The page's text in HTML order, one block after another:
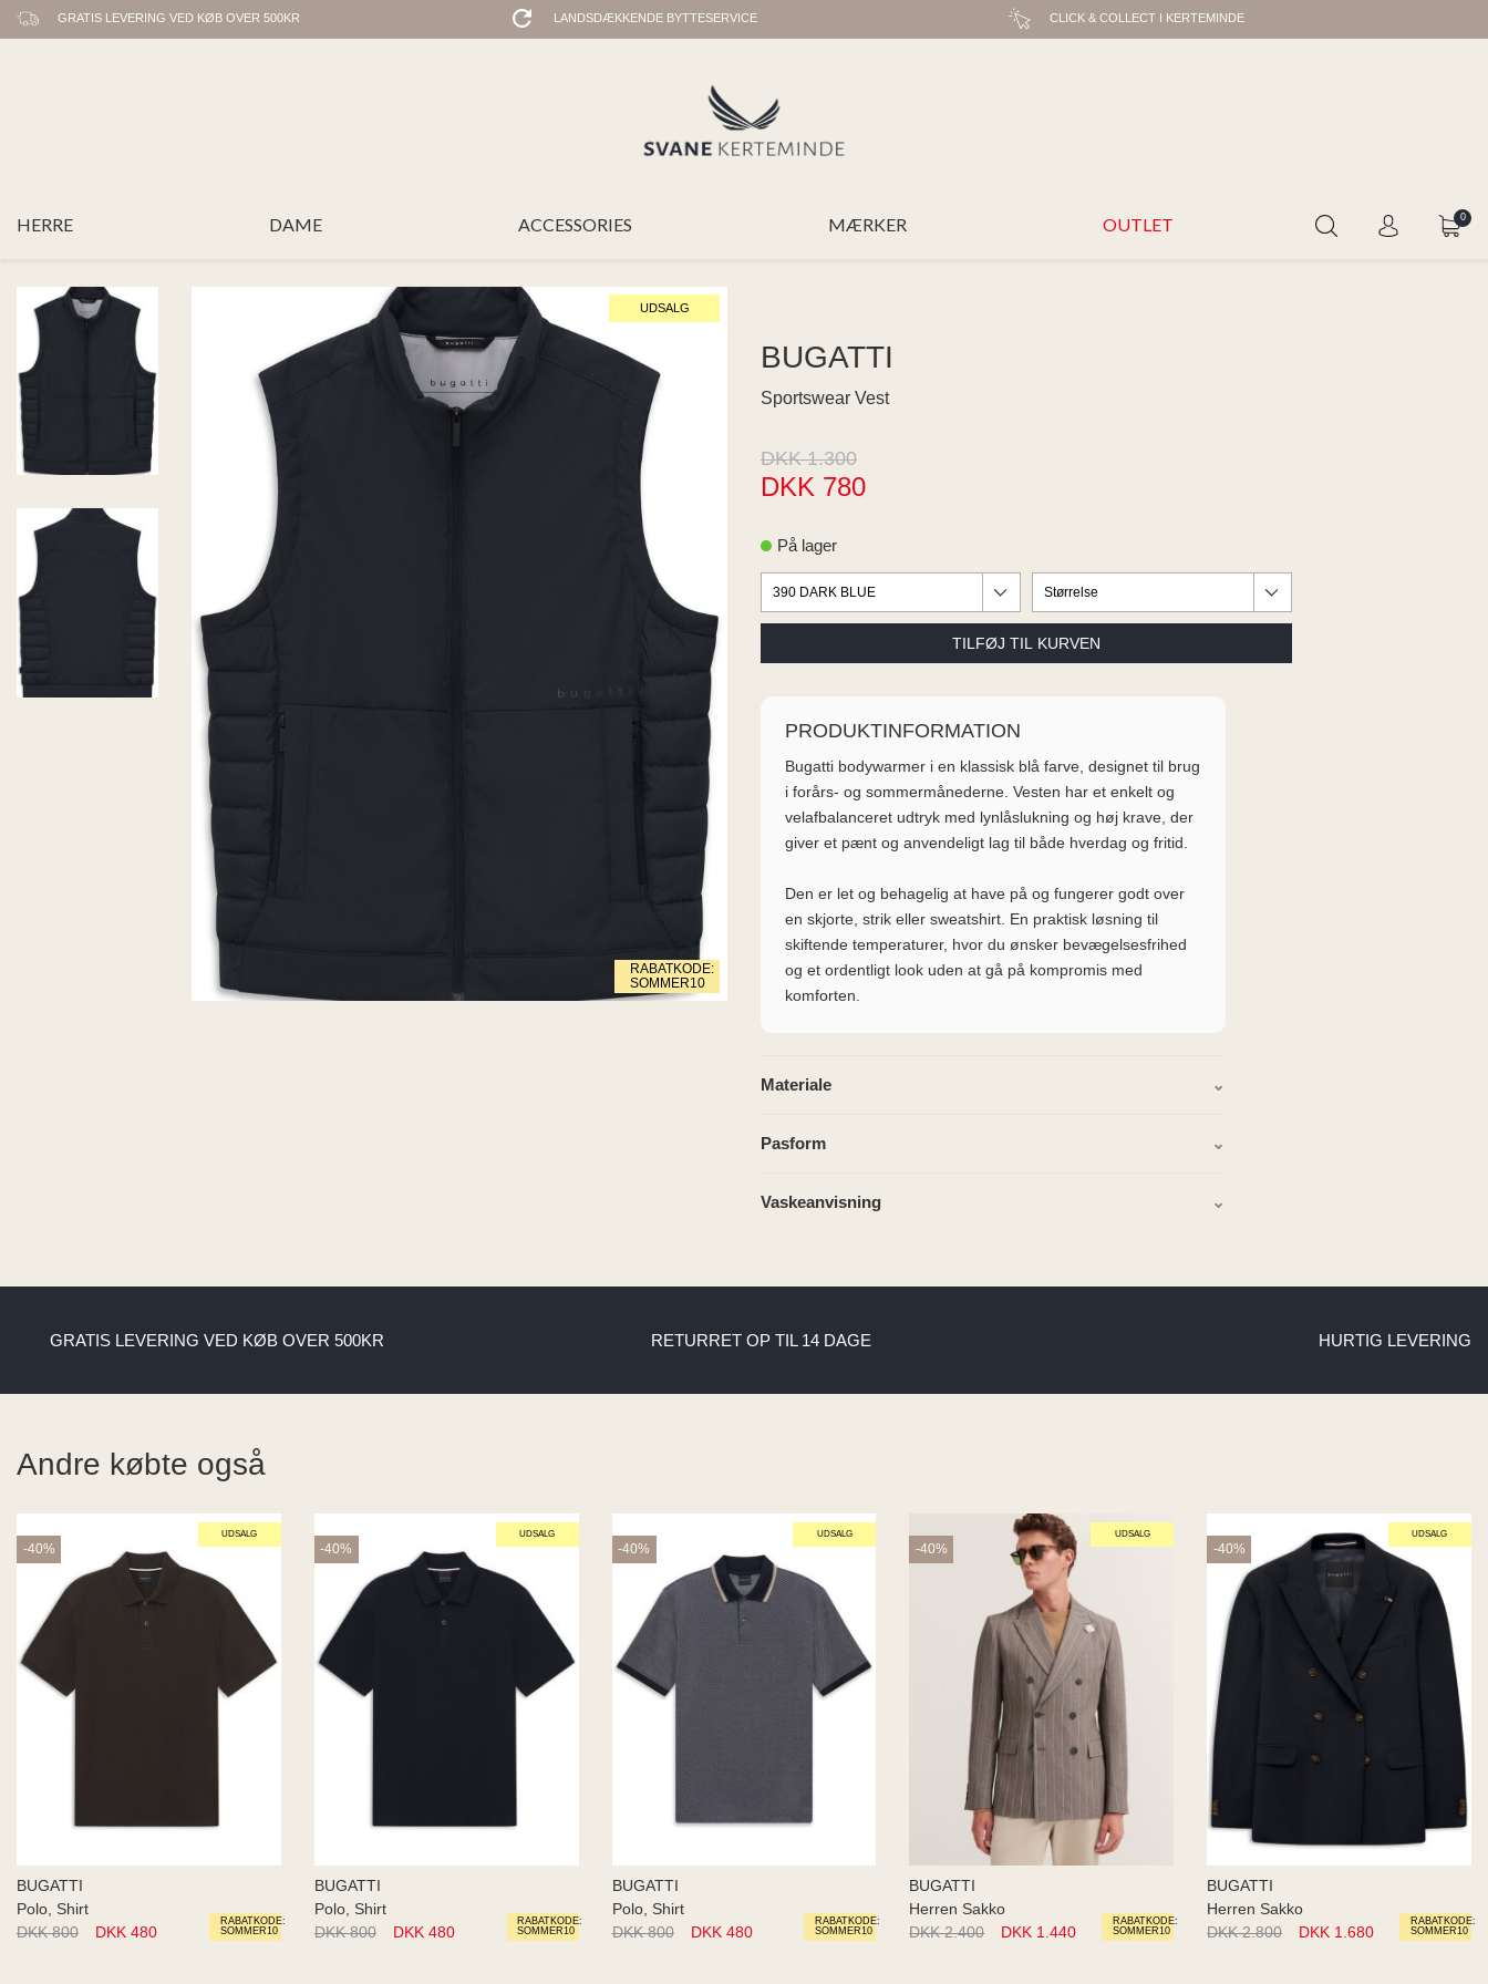
GRATIS LEVERING VED KØB OVER 500KR LANDSDÆKKENDE BYTTESERVICE CLICK & COLLECT I KERTEMINDE
HERRE DAME ACCESSORIES MÆRKER OUTLET 0
UDSALG
RABATKODE:
SOMMER10
BUGATTI
Sportswear Vest
DKK 1.300
DKK 780
På lager
PRODUKTINFORMATION
Bugatti bodywarmer i en klassisk blå farve, designet til brug
i forårs- og sommermånederne. Vesten har et enkelt og
velafbalanceret udtryk med lynlåslukning og høj krave, der
giver et pænt og anvendeligt lag til både hverdag og fritid.
Den er let og behagelig at have på og fungerer godt over
en skjorte, strik eller sweatshirt. En praktisk løsning til
skiftende temperaturer, hvor du ønsker bevægelsesfrihed
og et ordentligt look uden at gå på kompromis med
komforten.
Materiale
Pasform
Vaskeanvisning
GRATIS LEVERING VED KØB OVER 500KR RETURRET OP TIL 14 DAGE HURTIG LEVERING
Andre købte også
UDSALG
RABATKODE:
SOMMER10
-40%
BUGATTI
Polo, Shirt
DKK 800
DKK 480
UDSALG
RABATKODE:
SOMMER10
-40%
BUGATTI
Polo, Shirt
DKK 800
DKK 480
UDSALG
RABATKODE:
SOMMER10
-40%
BUGATTI
Polo, Shirt
DKK 800
DKK 480
UDSALG
RABATKODE:
SOMMER10
-40%
BUGATTI
Herren Sakko
DKK 2.400
DKK 1.440
UDSALG
RABATKODE:
SOMMER10
-40%
BUGATTI
Herren Sakko
DKK 2.800
DKK 1.680